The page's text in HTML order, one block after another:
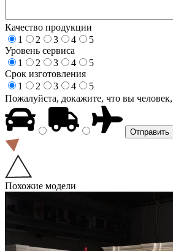
Качество продукции
1
2 3 4
5
Уровень сервиса
1
2 3 4
5
Срок изготовления
1
2 3 4
5
Пожалуйста, докажите, что вы
Похожие модели